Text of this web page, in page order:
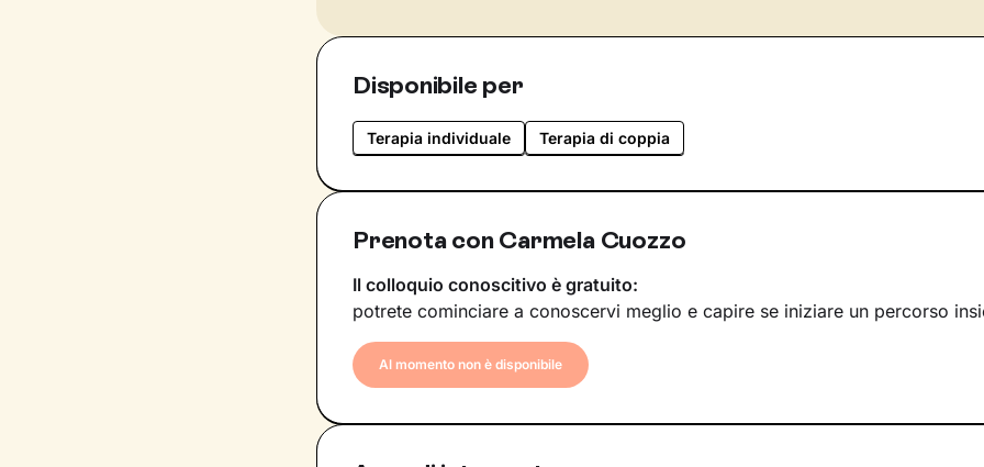
Disponibile per
Terapia individuale Terapia di coppia
Prenota con Carmela Cuozzo
Il colloquio conoscitivo è gratuito:
potrete cominciare a conoscervi meglio e capire se iniziare un percorso
Al momento non è disponibile